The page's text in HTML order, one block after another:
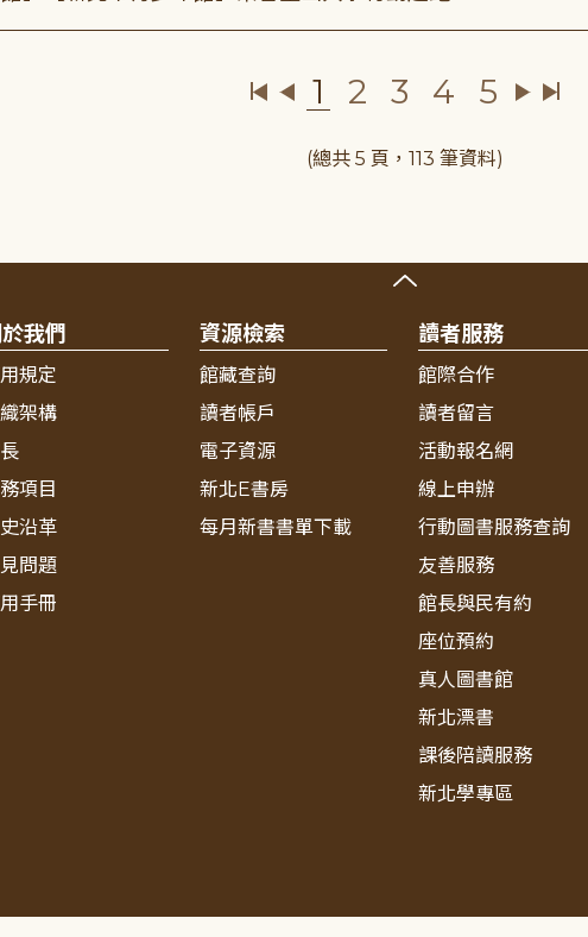
1 2 3 4 5
(總共 5 頁，113 筆資料)
我們
規定
架構
項目
沿革
問題
手冊
資源檢索
館藏查詢
讀者帳戶
電子資源
新北E書房
每月新書書單下載
讀者服務
館際合作
讀者留言
活動報名網
線上申辦
行動圖書服務查詢
友善服務
館長與民有約
座位預約
真人圖書館
新北漂書
課後陪讀服務
新北學專區